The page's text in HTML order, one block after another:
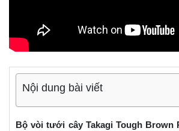
Nội dung bài viết
Bộ vòi tưới cây Takagi Tough Brown